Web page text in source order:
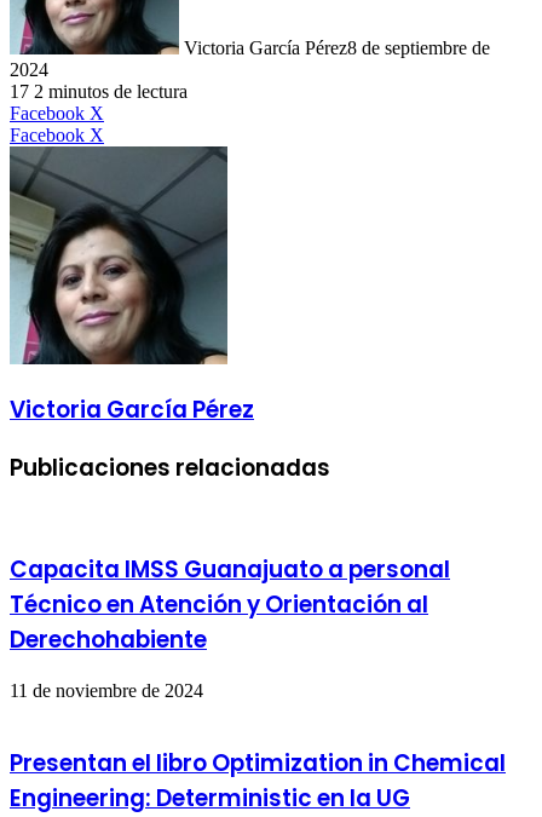
Victoria García Pérez8 de septiembre de
2024
17 2 minutos de lectura
Facebook X
Facebook X
electrónico
Victoria García Pérez
Publicaciones relacionadas
Capacita IMSS Guanajuato a personal
Técnico en Atención y Orientación al
Derechohabiente
11 de noviembre de 2024
Presentan el libro Optimization in Chemical
Engineering: Deterministic en la UG